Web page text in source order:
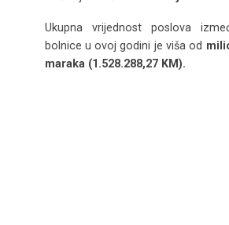
Ukupna vrijednost poslova
bolnice u ovoj godini je viša od
maraka (1.528.288,27 KM).